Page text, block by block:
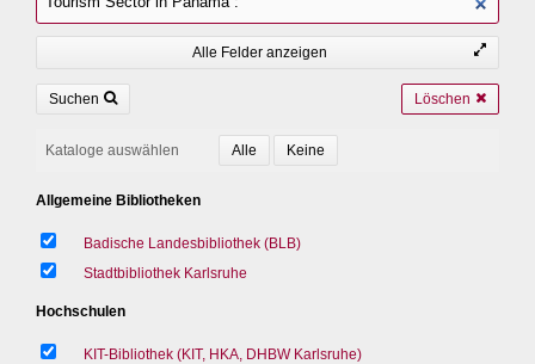
Alle Felder anzeigen
Suchen Löschen
Kataloge auswählen
Allgemeine Bibliotheken
Badische Landesbibliothek (BLB)
Stadtbibliothek Karlsruhe
Hochschulen
KIT-Bibliothek (KIT, HKA, DHBW Karlsruhe)